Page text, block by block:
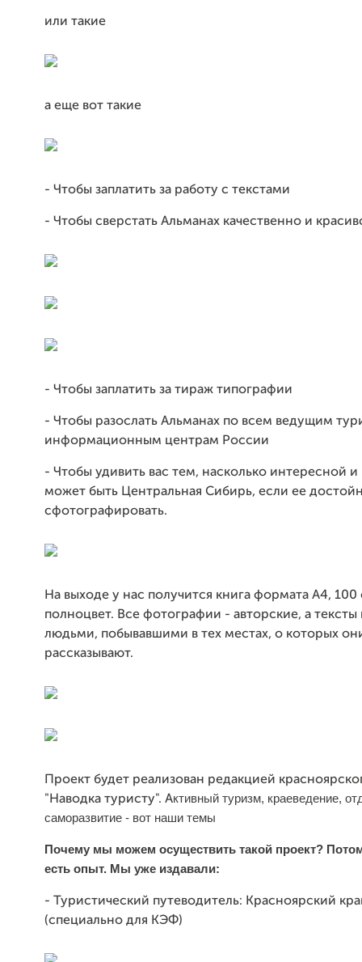
или такие
а еще вот такие
- Чтобы заплатить за работу с текстами
- Чтобы сверстать Альманах качественно и
- Чтобы заплатить за тираж типографии
- Чтобы разослать Альманах по всем ведущим
информационным центрам России
- Чтобы удивить вас тем, насколько интересной и
может быть Центральная Сибирь, если ее
сфотографировать.
На выходе у нас получится книга формата А4, 100
полноцвет. Все фотографии - авторские, а тексты
людьми, побывавшими в тех местах, о которых
рассказывают.
Проект будет реализован редакцией
"Наводка туристу". Активный туризм, краеведение,
саморазвитие - вот наши темы
Почему мы можем осуществить такой проект?
есть опыт. Мы уже издавали:
- Туристический путеводитель: Красноярский
(специально для КЭФ)